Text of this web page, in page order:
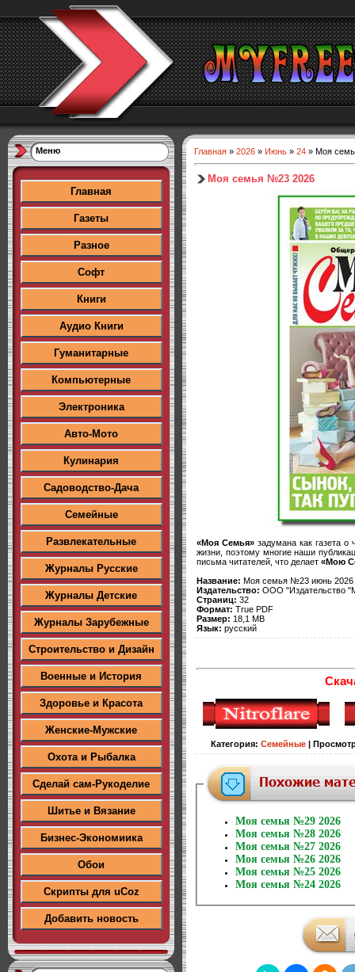
Меню
Главная
Газеты
Разное
Софт
Книги
Аудио Книги
Гуманитарные
Компьютерные
Электроника
Авто-Мото
Кулинария
Садоводство-Дача
Семейные
Развлекательные
Журналы Русские
Журналы Детские
Журналы Зарубежные
Строительство и Дизайн
Военные и История
Здоровье и Красота
Женские-Мужские
Охота и Рыбалка
Сделай сам-Рукоделие
Шитье и Вязание
Бизнес-Экономиика
Обои
Скрипты для uCoz
Добавить новость
Главная » 2026 » Июнь » 24 » Моя
Моя семья №23 2026
«Моя Семья» задумана как газета о
жизни, поэтому многие наши
письма читателей, что делает «Мою
Название: Моя семья №23 июнь 2026
Издательство: ООО "Издательство
Страниц: 32
Формат: True PDF
Размер: 18,1 MB
Язык: русский
Категория: Семейные|
Моя семья №29 2026
Моя семья №28 2026
Моя семья №27 2026
Моя семья №26 2026
Моя семья №25 2026
Моя семья №24 2026